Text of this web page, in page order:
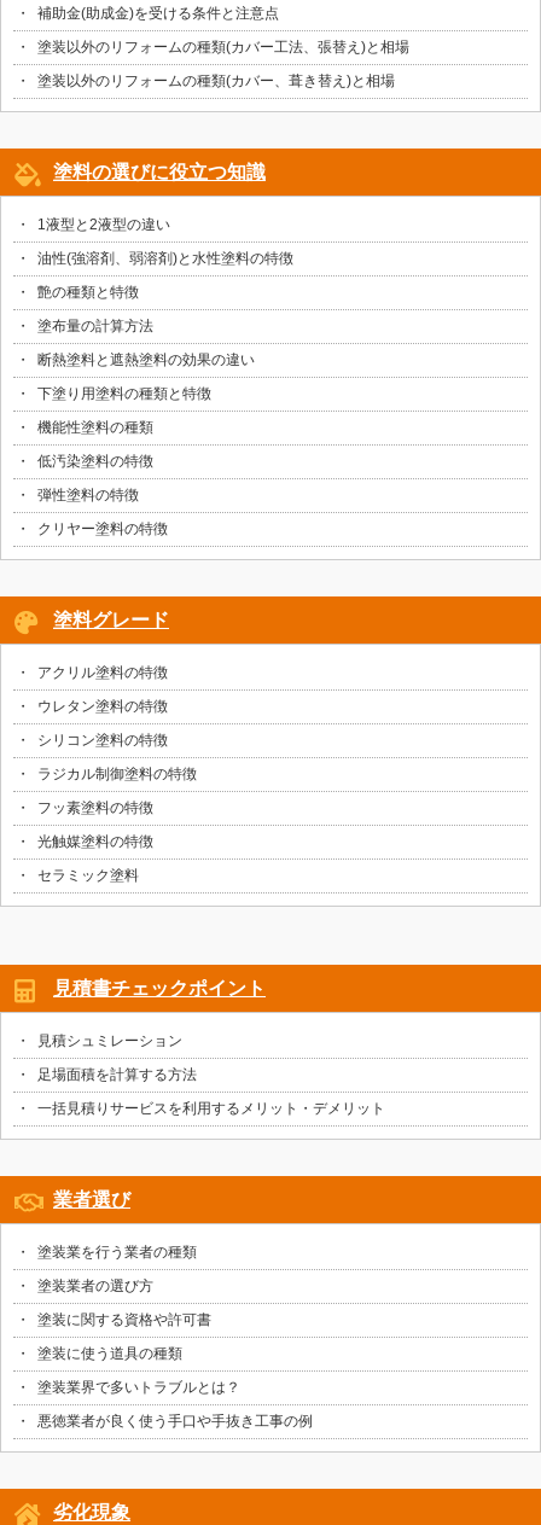
補助金(助成金)を受ける条件と注意点
塗装以外のリフォームの種類(カバー工法、張替え)と相場
塗装以外のリフォームの種類(カバー、葺き替え)と相場
塗料の選びに役立つ知識
1液型と2液型の違い
油性(強溶剤、弱溶剤)と水性塗料の特徴
艶の種類と特徴
塗布量の計算方法
断熱塗料と遮熱塗料の効果の違い
下塗り用塗料の種類と特徴
機能性塗料の種類
低汚染塗料の特徴
弾性塗料の特徴
クリヤー塗料の特徴
塗料グレード
アクリル塗料の特徴
ウレタン塗料の特徴
シリコン塗料の特徴
ラジカル制御塗料の特徴
フッ素塗料の特徴
光触媒塗料の特徴
セラミック塗料
見積書チェックポイント
見積シュミレーション
足場面積を計算する方法
一括見積りサービスを利用するメリット・デメリット
業者選び
塗装業を行う業者の種類
塗装業者の選び方
塗装に関する資格や許可書
塗装に使う道具の種類
塗装業界で多いトラブルとは？
悪徳業者が良く使う手口や手抜き工事の例
劣化現象